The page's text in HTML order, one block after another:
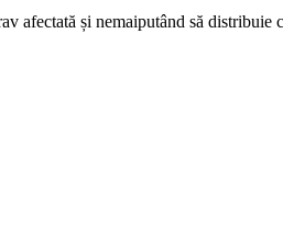
afectată și nemaiputând să